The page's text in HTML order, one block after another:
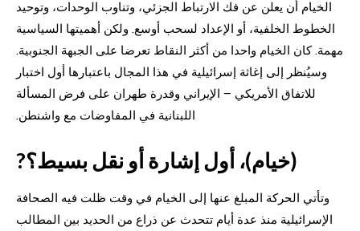
الخيام أن يعلن عن فك الارتباط الجزئي، وتناوب الوحدات، وتوحيد
الخطوط الخلفية، أو الإعداد لسحب أوسع. ولكن أهميتها السياسية
مهمة. كان الخيام واحدا من أكثر النقاط تعرضا على الجبهة الجنوبية.
وسيُنظر إلى إغاثة إسرائيلية في هذا المجال باعتبارها أول اختبار
للاتفاق الأمريكي – الإيراني وقدرة طهران على فرض المسألة
اللبنانية في المفاوضات مع واشنطن.
(خيام)، أول إشارة أو نقل بسيط؟?
وتأتي الحركة المبلغ عنها إلى الخيام في وقت ظلت فيه الصحافة
الإسرائيلية منذ عدة أيام تتحدث عن ذراع من الحديد بين المطالب